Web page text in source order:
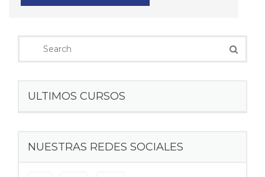
ULTIMOS CURSOS
NUESTRAS REDES SOCIALES